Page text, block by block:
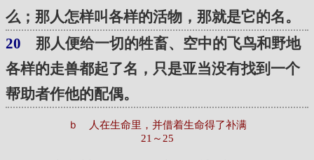
么；那人怎样叫各样的活物，那就是它的名。
20 那人便给一切的牲畜、空中的飞鸟和野地
各样的走兽都起了名，只是亚当没有找到一个
帮助者作他的配偶。
ｂ 人在生命里，并借着生命得了补满
21～25